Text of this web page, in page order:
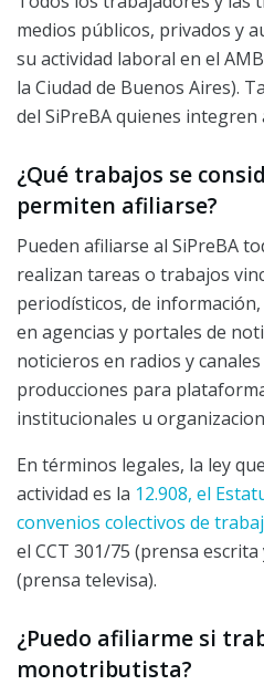
medios públicos, privados y
su actividad laboral en el
la Ciudad de Buenos Aires).
del SiPreBA quienes integren
¿Qué trabajos se
permiten afiliarse?
Pueden afiliarse al SiPreBA
realizan tareas o trabajos
periodísticos, de
en agencias y portales de
noticieros en radios y
producciones para
institucionales u
En términos legales, la ley
actividad es la 12.908, el
convenios colectivos de
el CCT 301/75 (prensa
(prensa televisa).
¿Puedo afiliarme si
monotributista?